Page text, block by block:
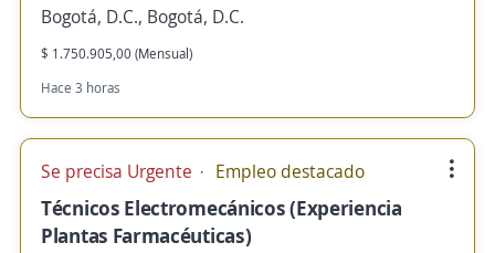
Bogotá, D.C., Bogotá, D.C.
$ 1.750.905,00 (Mensual)
Hace 3 horas
Se precisa Urgente Empleo destacado
Técnicos Electromecánicos (Experiencia
Plantas Farmacéuticas)